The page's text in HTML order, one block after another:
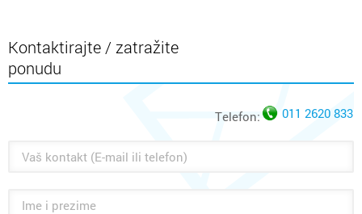
Kontaktirajte / zatražite
ponudu
Telefon: 011 2620 833